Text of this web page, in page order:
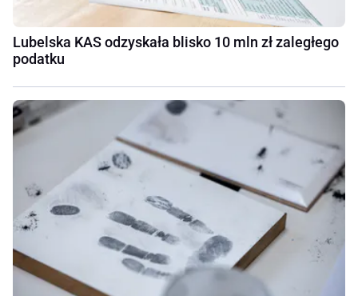
Lubelska KAS odzyskała blisko 10 mln zł zaległego
podatku